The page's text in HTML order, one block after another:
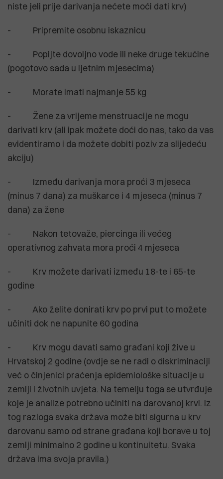
niste jeli prije darivanja nećete moći dati krv)
- Pripremite osobnu iskaznicu
- Popijte dovoljno vode ili neke druge tekućine
(pogotovo sada u ljetnim mjesecima)
- Morate imati najmanje 55 kg
- Žene za vrijeme menstruacije ne mogu
darivati ​​krv (ali ipak možete doći do nas, tako da vas
evidentiramo i da možete dobiti poziv za slijedeću
akciju)
- Između darivanja mora proći 3 mjeseca
(minus 7 dana) za muškarce i 4 mjeseca (minus 7
dana) za žene
- Nakon tetovaže, piercinga ili većeg
operativnog zahvata mora proći 4 mjeseca
- Krv možete darivati između 18-te i 65-te
godine
- Ako želite donirati krv po prvi put to možete
učiniti dok ne napunite 60 godina
- Krv mogu davati samo građani koji žive u
Hrvatskoj 2 godine (ovdje se ne radi o diskriminaciji
već o činjenici praćenja epidemiološke situacije u
zemlji i životnih uvjeta. Na temelju toga se utvrđuje
koje je analize potrebno učiniti na darovanoj krvi. Iz
tog razloga svaka država može biti sigurna u krv
darovanu samo od strane građana koji borave u toj
zemlji minimalno 2 godine u kontinuitetu. Svaka
država ima svoja pravila.)